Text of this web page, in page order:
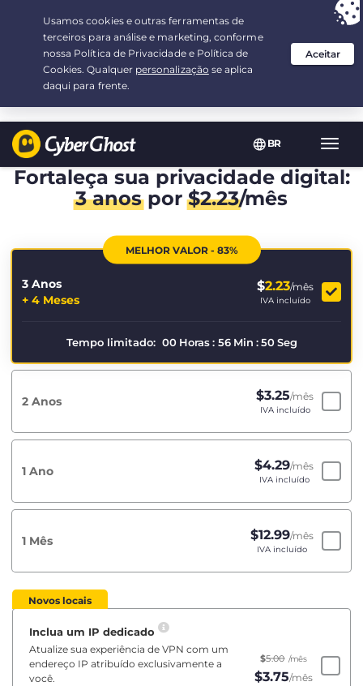
BR
Sua escolha:a melhor ofertapor 3.3333333333333-ano(s) a $
/mês
Fortaleça sua privacidade digital:
3 anospor$2.23/mês
MELHOR VALOR - 83%
3 Anos
+ 4 Meses
$2.23/mês
IVA incluído
Tempo limitado: 00 Horas : 56 Min : 49 Seg
2 Anos $3.25/mês
IVA incluído
1 Ano $4.29/mês
IVA incluído
1 Mês $12.99/mês
IVA incluído
Novos locais
Inclua um IP dedicado
Atualize sua experiência de VPN com um
endereço IP atribuído exclusivamente a
você.
$5.00 /mês
$3.75/mês